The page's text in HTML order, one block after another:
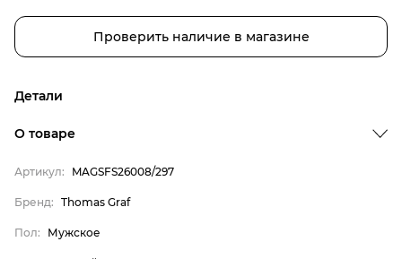
Проверить наличие в магазине
Детали
Бренд
О товаре
Артикул: MAGSFS26008/297
Бренд: Thomas Graf
Пол: Мужское